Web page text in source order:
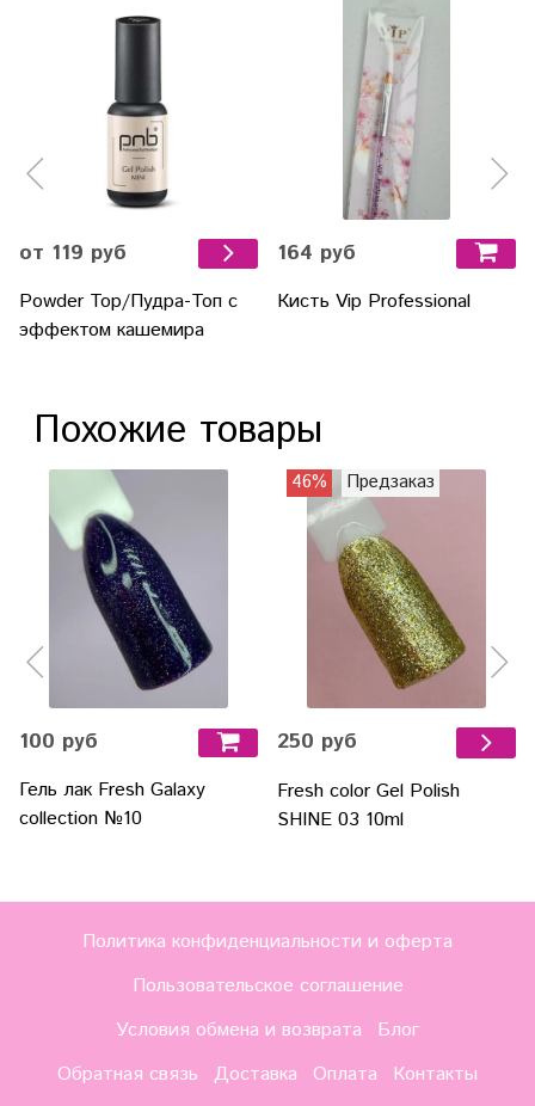
от 119 руб
Powder Top/Пудра-Топ с
эффектом кашемира
164 руб
Кисть Vip Professional
Похожие товары
100 руб
Гель лак Fresh Galaxy
collection №10
46% Предзаказ
250 руб
Fresh color Gel Polish
SHINE 03 10ml
Политика конфиденциальности и оферта
Пользовательское соглашение
Условия обмена и возврата
Блог
Обратная связь
Доставка Оплата Контакты